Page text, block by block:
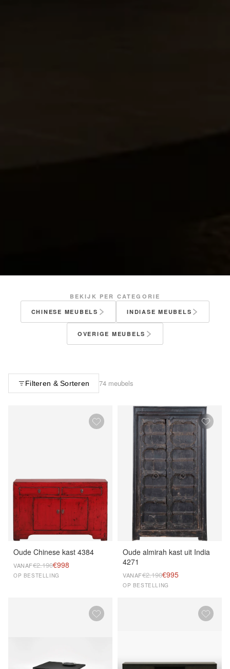
BEKIJK PER CATEGORIE
CHINESE MEUBELS
INDIASE MEUBELS
OVERIGE MEUBELS
Filteren & Sorteren 74 meubels
Oude Chinese kast 4384
VANAF€2.190€998
OP BESTELLING
Oude almirah kast uit India
4271
VANAF€2.190€995
OP BESTELLING